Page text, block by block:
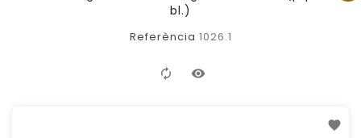
bl.)
Referència 1026.1